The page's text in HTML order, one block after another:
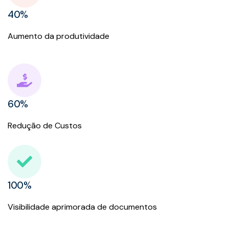
40%
Aumento da produtividade
60%
Redução de Custos
100%
Visibilidade aprimorada de documentos